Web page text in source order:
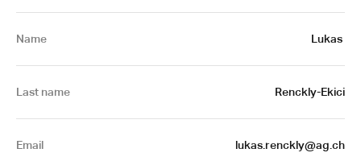
Name Lukas
Last name Renckly-Ekici
Email lukas.renckly@ag.ch